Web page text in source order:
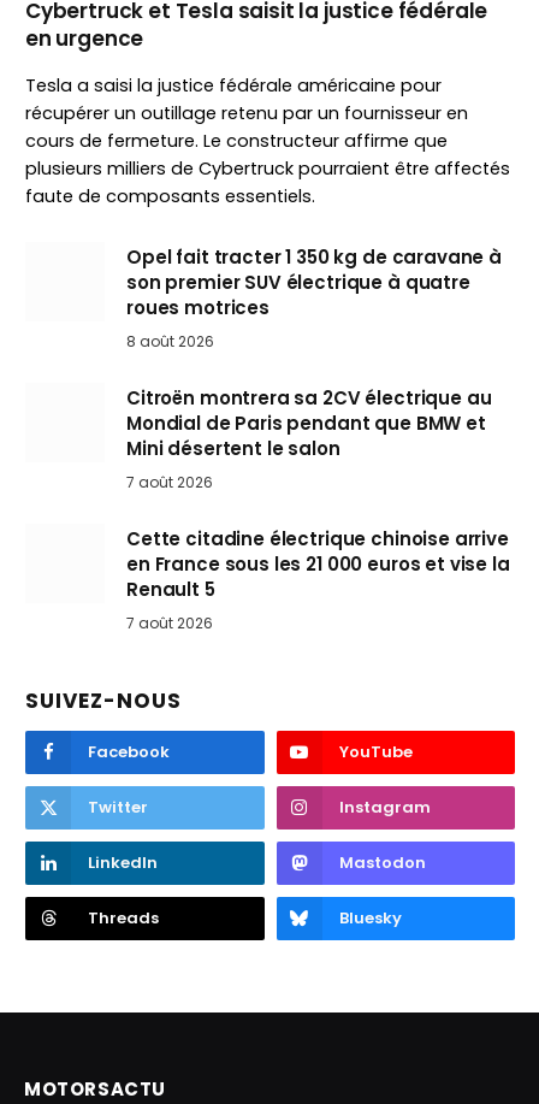
Cybertruck et Tesla saisit la justice fédérale
en urgence
Tesla a saisi la justice fédérale américaine pour
récupérer un outillage retenu par un fournisseur en
cours de fermeture. Le constructeur affirme que
plusieurs milliers de Cybertruck pourraient être affectés
faute de composants essentiels.
Opel fait tracter 1 350 kg de caravane à
son premier SUV électrique à quatre
roues motrices
8 août 2026
Citroën montrera sa 2CV électrique au
Mondial de Paris pendant que BMW et
Mini désertent le salon
7 août 2026
Cette citadine électrique chinoise arrive
en France sous les 21 000 euros et vise la
Renault 5
7 août 2026
SUIVEZ-NOUS
Facebook YouTube
Twitter Instagram
LinkedIn Mastodon
Threads Bluesky
MOTORSACTU